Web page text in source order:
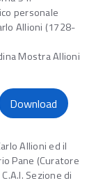
personale
Allioni (1728-
Mostra Allioni
Download
Allioni ed il
Pane (Curatore
Sezione di